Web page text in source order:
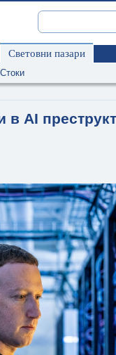
Световни пазари
Стоки
в AI